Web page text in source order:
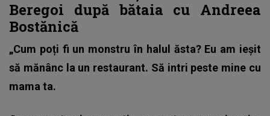
Beregoi după bătaia cu Andreea
Bostănică
„Cum poți fi un monstru în halul ăsta? Eu am ieșit
să mănânc la un restaurant. Să intri peste mine cu
mama ta.